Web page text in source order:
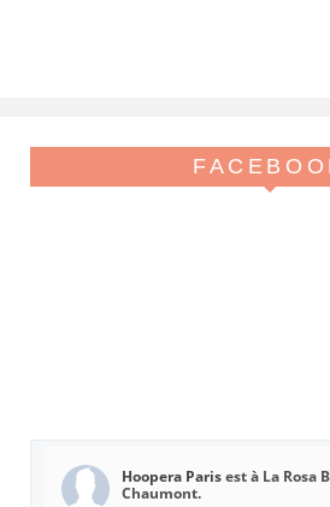
Hoopera Parisest à La Rosa
Chaumont.